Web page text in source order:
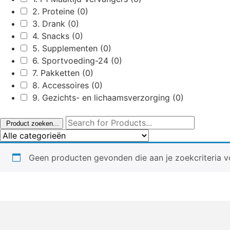
2. Proteine (0)
3. Drank (0)
4. Snacks (0)
5. Supplementen (0)
6. Sportvoeding-24 (0)
7. Pakketten (0)
8. Accessoires (0)
9. Gezichts- en lichaamsverzorging (0)
Product zoeken...
Geen producten gevonden die aan je zoekcriteria